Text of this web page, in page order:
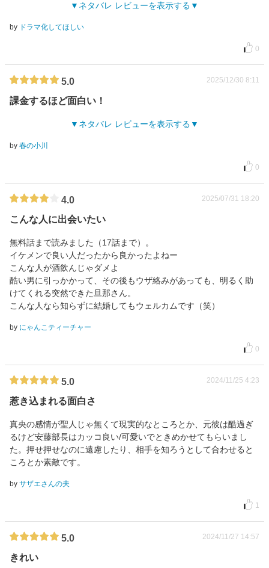
ネタバレ レビューを表示する
by ドラマ化してほしい
0
5.0 2025/12/30 8:11
課金するほど面白い！
ネタバレ レビューを表示する
by 春の小川
0
4.0 2025/07/31 18:20
こんな人に出会いたい
無料話まで読みました（17話まで）。
イケメンで良い人だったから良かったよねー
こんな人が酒飲んじゃダメよ
酷い男に引っかかって、その後もウザ絡みがあっても、明るく助
けてくれる突然できた旦那さん。
こんな人なら知らずに結婚してもウェルカムです（笑）
by にゃんこティーチャー
0
5.0 2024/11/25 4:23
惹き込まれる面白さ
真央の感情が聖人じゃ無くて現実的なところとか、元彼は酷過ぎ
るけど安藤部長はカッコ良い/可愛いでときめかせてもらいまし
た。押せ押せなのに遠慮したり、相手を知ろうとして合わせると
ころとか素敵です。
by サザエさんの夫
1
5.0 2024/11/27 14:57
きれい